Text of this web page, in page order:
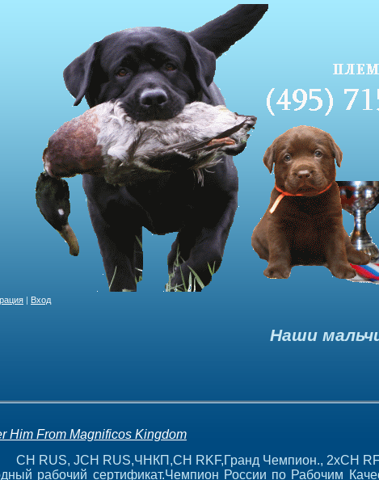
| Вход
Наши
Him From Magnificos Kingdom
CH RUS, JCH RUS,ЧНКП,CH RKF,Гранд Чемпион., 2xCH
рабочий сертификат.Чемпион России по Рабочим